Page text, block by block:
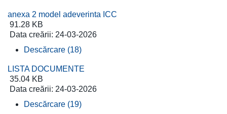
anexa 2 model adeverinta ICC
91.28 KB
Data creării: 24-03-2026
Descărcare (18)
LISTA DOCUMENTE
35.04 KB
Data creării: 24-03-2026
Descărcare (19)